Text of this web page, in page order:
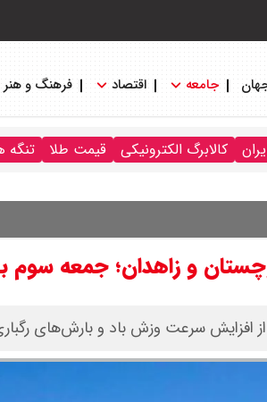
جامعه اقتصاد فرهنگ و هنر
کالابرگ الکترونیکی قیمت طلا تنگه
و زاهدان؛ جمعه سوم
افزایش سرعت وزش باد و بارش‌های